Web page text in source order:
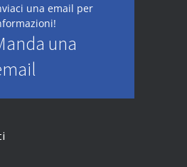
una email per
una